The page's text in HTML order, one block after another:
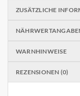
ZUSÄTZLICHE
WARNHINWEISE
REZENSIONEN (0)